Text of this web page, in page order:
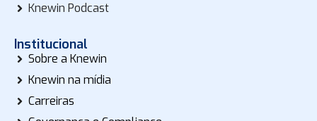
Knewin Podcast
Institucional
Sobre a Knewin
Knewin na mídia
Carreiras